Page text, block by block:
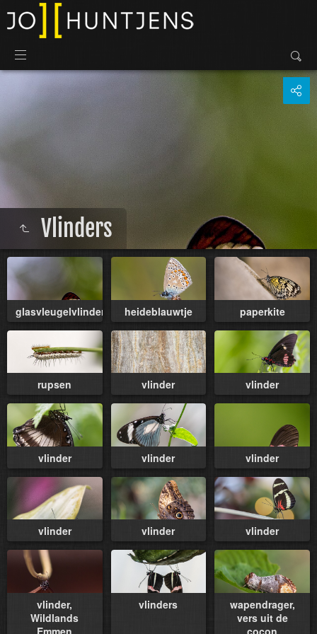
Vlinders
glasvleugelvlinder heideblauwtje paperkite
rupsen vlinder vlinder
vlinder vlinder vlinder
vlinder vlinder vlinder
vlinder,
Wildlands
Emmen
vlinders
wapendrager,
vers uit de
cocon